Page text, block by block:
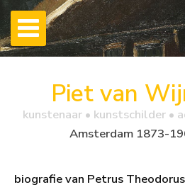
Piet van
kunstenaar • kunstschilder •
Amsterdam 1873-
biografie van Petrus